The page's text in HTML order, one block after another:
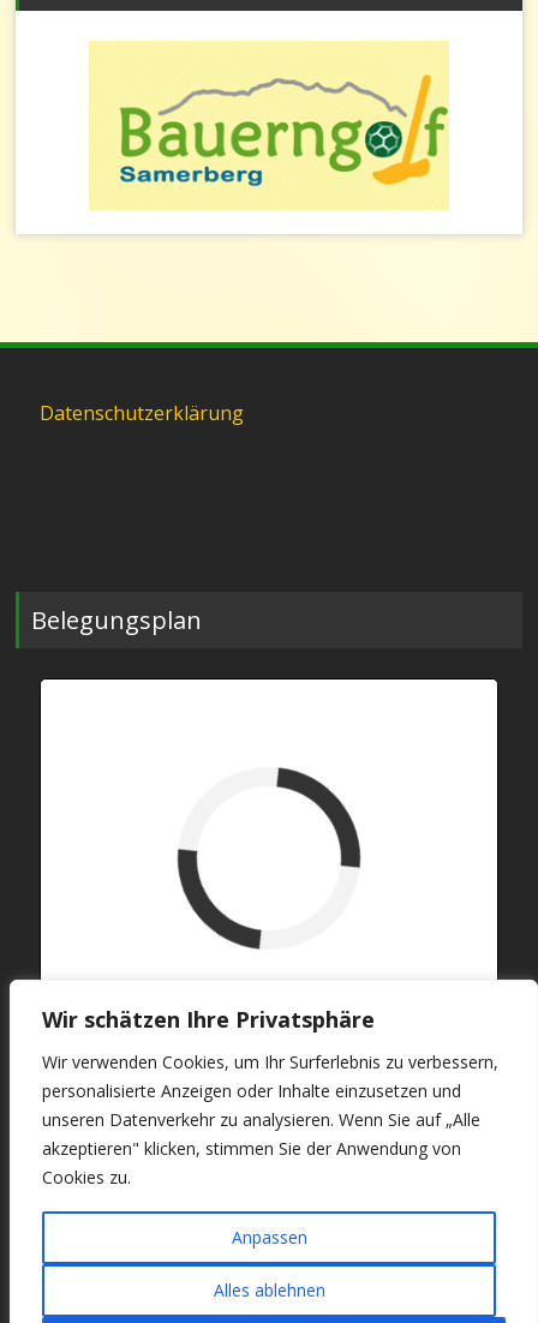
Wir schätzen Ihre Privatsphäre
Wir verwenden Cookies, um Ihr Surferlebnis zu verbessern,
personalisierte Anzeigen oder Inhalte einzusetzen und
unseren Datenverkehr zu analysieren. Wenn Sie auf „Alle
akzeptieren" klicken, stimmen Sie der Anwendung von
Cookies zu.
Anpassen
Alles ablehnen
Datenschutzerklärung
Belegungsplan
verfügbar (Anreise)
Lochnerhof.de
© 2026